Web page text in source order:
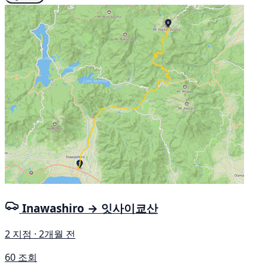
Inawashiro → 잇사이쿄산
2 지점 · 2개월 전
60 조회